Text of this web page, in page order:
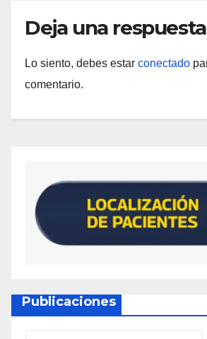
Deja una respuesta
Lo siento, debes estar conectado
comentario.
Publicaciones